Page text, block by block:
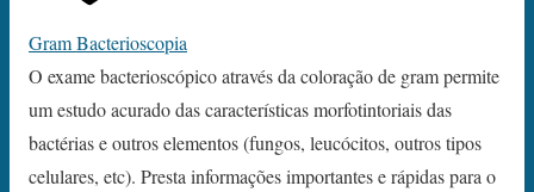
Gram Bacterioscopia
O exame bacterioscópico através da coloração de gram permite
um estudo acurado das características morfotintoriais das
bactérias e outros elementos (fungos, leucócitos, outros tipos
celulares, etc). Presta informações importantes e rápidas para o